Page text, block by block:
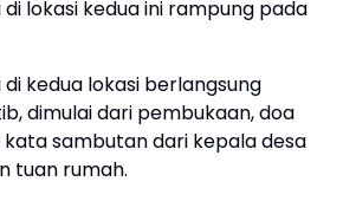
lokasi kedua ini rampung pada
kedua lokasi berlangsung
dimulai dari pembukaan, doa
sambutan dari kepala desa
tuan rumah.